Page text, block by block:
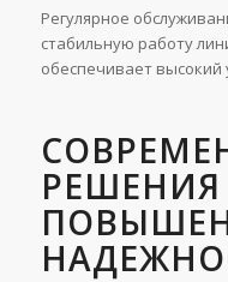
Регулярное
стабильную работу
обеспечивает высокий
РЕШЕНИЯ